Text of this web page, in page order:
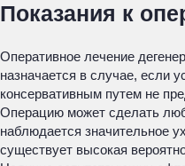
Показания к
Оперативное лечение
назначается в случае, если
консервативным путем не
Операцию может сделать
наблюдается значительное
существует высокая